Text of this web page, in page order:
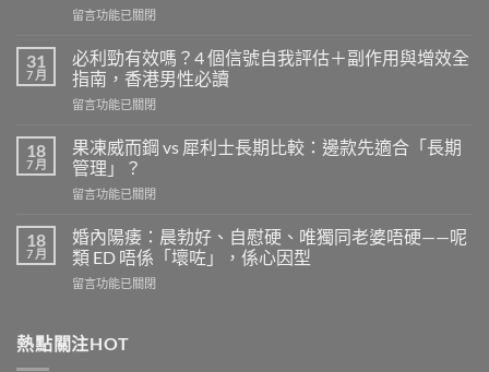
在
威
壯
的
安
劑
量
是
多
完
整
南：
男
留言功能已關閉
31
7 月
必利勁有效嗎？4 個信號自我評估＋副作用與增效全
指南，香港男性必讀
在
利
勁
有
效
4
個
信
號
評
留言功能已關閉
18
7 月
果凍威而鋼 vs 犀利士長期比較：邊款先適合「長期
管理」？
在
凍
威
而
鋼
利
留言功能已關閉
18
7 月
婚內陽痿：晨勃好、自慰硬、唯獨同老婆唔硬——呢
類 ED 唔係「壞咗」，係心因型
在
陽
痿：
留言功能已關閉
熱點關注HOT